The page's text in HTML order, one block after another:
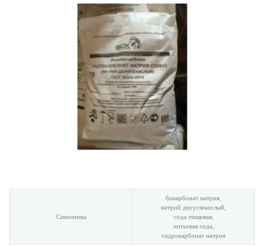
Синонимы
бикарбонат натрия,
натрий двууглекислый,
сода пищевая,
питьевая сода,
гидрокарбонат натрия